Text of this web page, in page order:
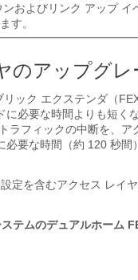
およびリンク アップ イ
す。
のアップグレ
ック エクステンダ（
に必要な時間よりも短く
ラフィックの中断を、ア
要な時間（約 120 秒間
定を含むアクセス レイ
テムのデュアルホーム